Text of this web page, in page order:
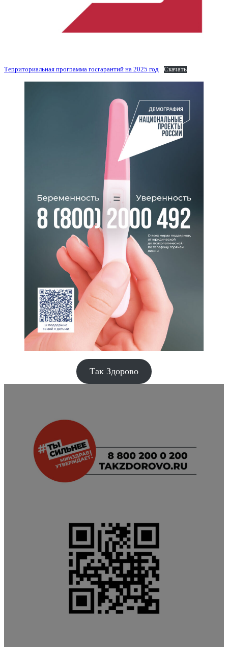
Территориальная программа госгарантий на 2025 год Скачать
Так Здорово